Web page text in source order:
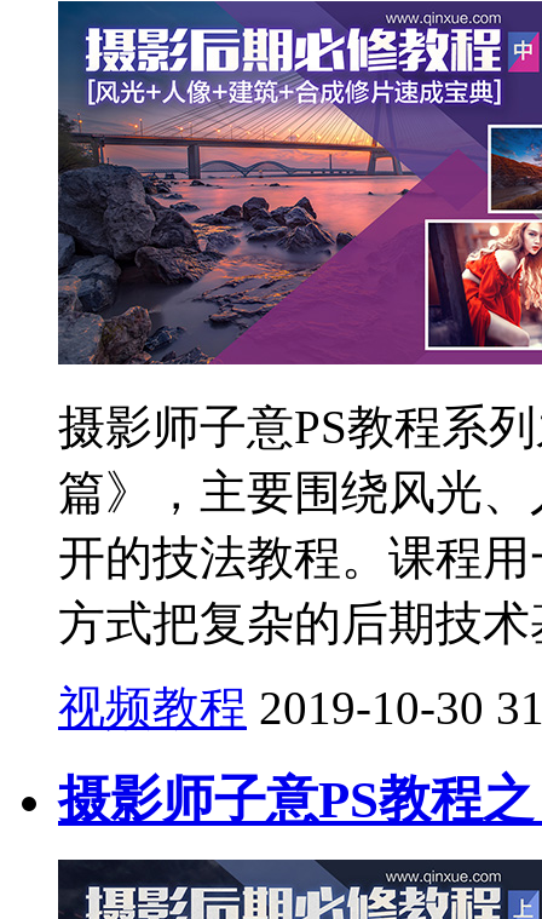
摄影师子意PS教程系
篇》，主要围绕风光
开的技法教程。课程
方式把复杂的后期技
视频教程 2019-10-30
摄影师子意PS教程